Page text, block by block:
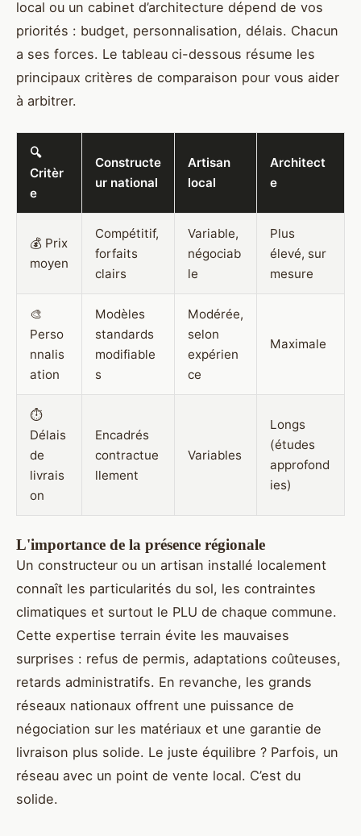
local ou un cabinet d’architecture dépend de vos
priorités : budget, personnalisation, délais. Chacun
a ses forces. Le tableau ci-dessous résume les
principaux critères de comparaison pour vous aider
à arbitrer.
🔍
Critèr
e
Constructe
ur national
Artisan
local
Architect
e
💰 Prix
moyen
Compétitif,
forfaits
clairs
Variable,
négociab
le
Plus
élevé, sur
mesure
🎨
Perso
nnalis
ation
Modèles
standards
modifiable
s
Modérée,
selon
expérien
ce
Maximale
⏱
Délais
de
livrais
on
Encadrés
contractue
llement
Variables
Longs
(études
approfond
ies)
L'importance de la présence régionale
Un constructeur ou un artisan installé localement
connaît les particularités du sol, les contraintes
climatiques et surtout le PLU de chaque commune.
Cette expertise terrain évite les mauvaises
surprises : refus de permis, adaptations coûteuses,
retards administratifs. En revanche, les grands
réseaux nationaux offrent une puissance de
négociation sur les matériaux et une garantie de
livraison plus solide. Le juste équilibre ? Parfois, un
réseau avec un point de vente local. C’est du
solide.